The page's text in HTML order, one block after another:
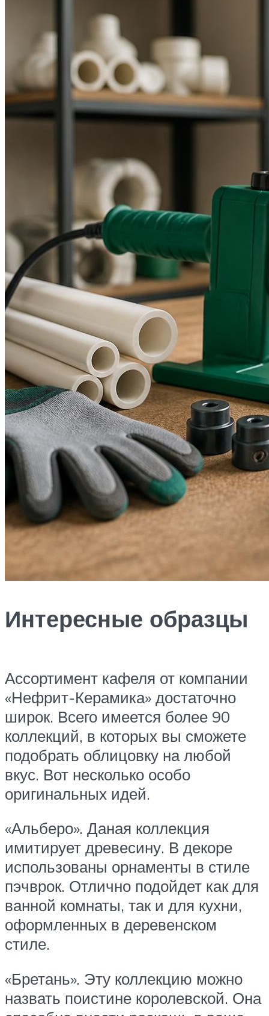
Интересные образцы
Ассортимент кафеля от компании
«Нефрит-Керамика» достаточно
широк. Всего имеется более 90
коллекций, в которых вы сможете
подобрать облицовку на любой
вкус. Вот несколько особо
оригинальных идей.
«Альберо». Даная коллекция
имитирует древесину. В декоре
использованы орнаменты в стиле
пэчврок. Отлично подойдет как для
ванной комнаты, так и для кухни,
оформленных в деревенском
стиле.
«Бретань». Эту коллекцию можно
назвать поистине королевской. Она